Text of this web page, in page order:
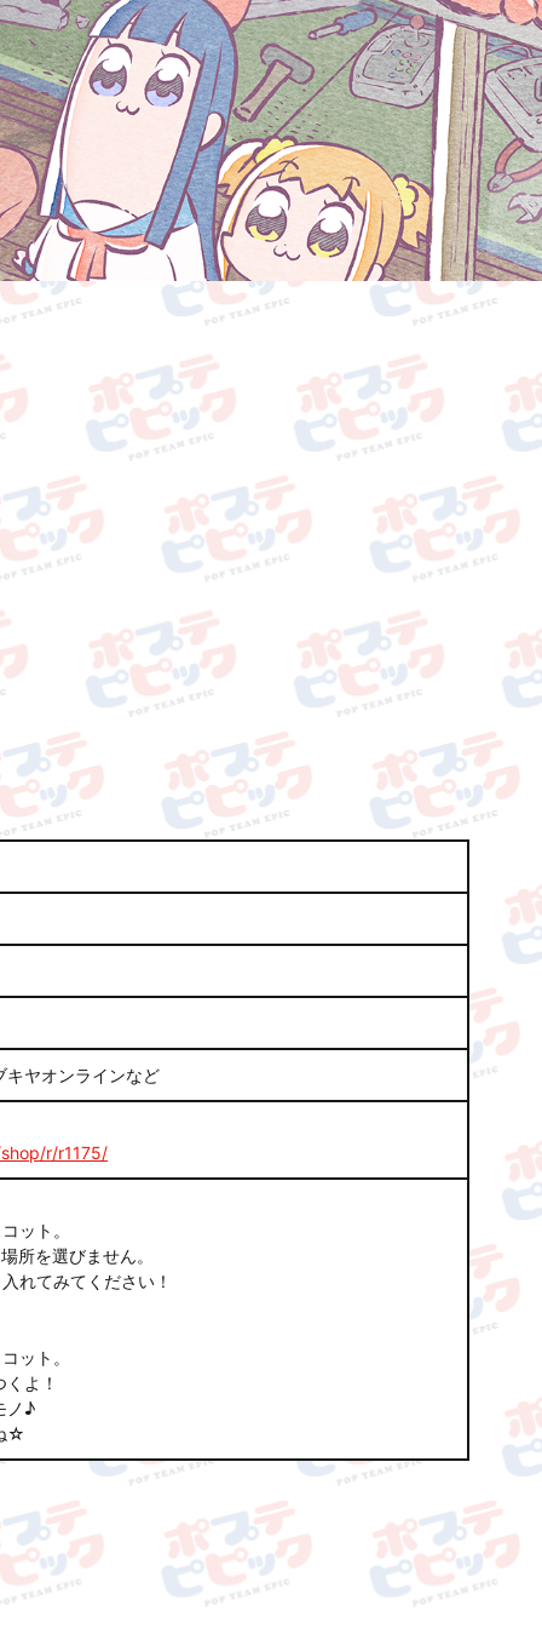
キヤオンラインなど
r/r1175/
ット。
所を選びません。
れてみてください！
ット。
よ！
ノ♪
☆